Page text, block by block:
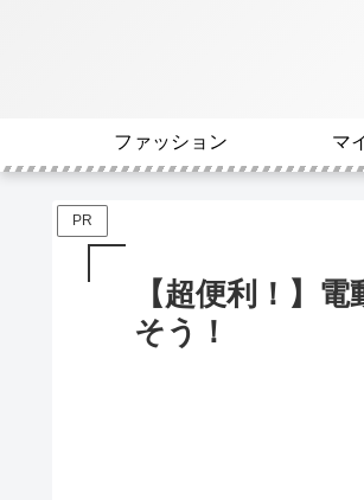
ファッション マ
PR
【超便利！】
そう！